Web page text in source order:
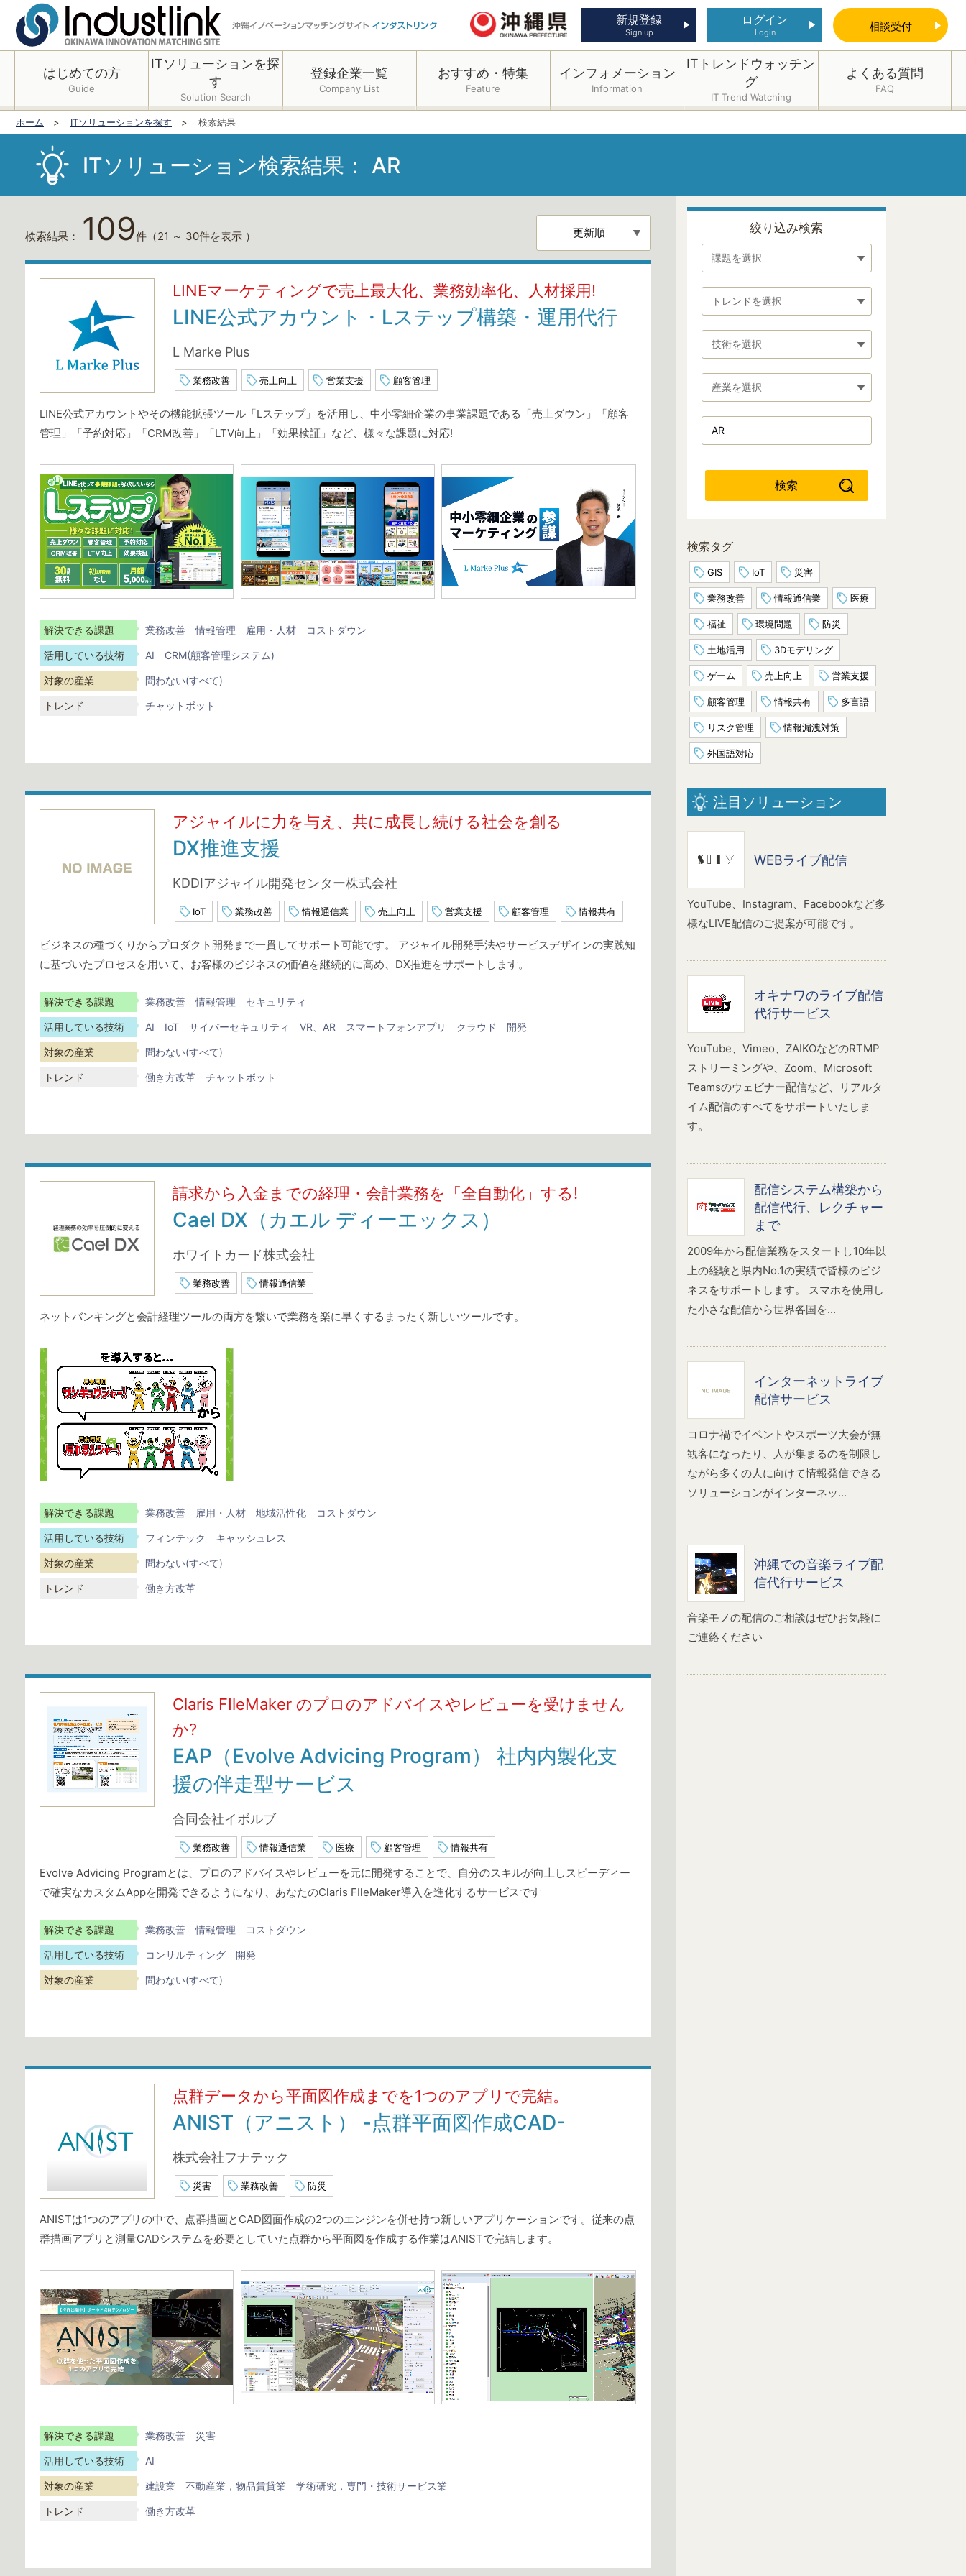
新規登録
Sign up
ログイン
Login 相談受付
はじめての方
Guide
ITソリューションを探
す
Solution Search
登録企業一覧
Company List
おすすめ・特集
Feature
インフォメーション
Information
ITトレンドウォッチン
グ
IT Trend Watching
よくある質問
FAQ
ホーム ITソリューションを探す 検索結果
ITソリューション検索結果： AR
検索結果： 109件 （21 ～ 30件を表示 ）
LINEマーケティングで売上最大化、業務効率化、人材採用!
LINE公式アカウント・Lステップ構築・運用代行
L Marke Plus
業務改善 売上向上 営業支援 顧客管理
LINE公式アカウントやその機能拡張ツール「Lステップ」を活用し、中小零細企業の事業課題である「売上ダウン」「顧客
管理」「予約対応」「CRM改善」「LTV向上」「効果検証」など、様々な課題に対応!
解決できる課題 業務改善 情報管理 雇用・人材 コストダウン
活用している技術 AI CRM(顧客管理システム)
対象の産業 問わない(すべて)
トレンド チャットボット
アジャイルに力を与え、共に成長し続ける社会を創る
DX推進支援
KDDIアジャイル開発センター株式会社
IoT 業務改善 情報通信業 売上向上 営業支援 顧客管理 情報共有
ビジネスの種づくりからプロダクト開発まで一貫してサポート可能です。 アジャイル開発手法やサービスデザインの実践知
に基づいたプロセスを用いて、お客様のビジネスの価値を継続的に高め、DX推進をサポートします。
解決できる課題 業務改善 情報管理 セキュリティ
活用している技術 AI IoT サイバーセキュリティ VR、AR スマートフォンアプリ クラウド 開発
対象の産業 問わない(すべて)
トレンド 働き方改革 チャットボット
請求から入金までの経理・会計業務を「全自動化」する!
Cael DX（カエル ディーエックス）
ホワイトカード株式会社
業務改善 情報通信業
ネットバンキングと会計経理ツールの両方を繋いで業務を楽に早くするまったく新しいツールです。
解決できる課題 業務改善 雇用・人材 地域活性化 コストダウン
活用している技術 フィンテック キャッシュレス
対象の産業 問わない(すべて)
トレンド 働き方改革
Claris FIleMaker のプロのアドバイスやレビューを受けません
か?
EAP（Evolve Advicing Program） 社内内製化支
援の伴走型サービス
合同会社イボルブ
業務改善 情報通信業 医療 顧客管理 情報共有
Evolve Advicing Programとは、プロのアドバイスやレビューを元に開発することで、自分のスキルが向上しスピーディー
で確実なカスタムAppを開発できるようになり、あなたのClaris FIleMaker導入を進化するサービスです
解決できる課題 業務改善 情報管理 コストダウン
活用している技術 コンサルティング 開発
対象の産業 問わない(すべて)
点群データから平面図作成までを1つのアプリで完結。
ANIST（アニスト） -点群平面図作成CAD-
株式会社フナテック
災害 業務改善 防災
ANISTは1つのアプリの中で、点群描画とCAD図面作成の2つのエンジンを併せ持つ新しいアプリケーションです。従来の点
群描画アプリと測量CADシステムを必要としていた点群から平面図を作成する作業はANISTで完結します。
解決できる課題 業務改善 災害
活用している技術 AI
対象の産業 建設業 不動産業，物品賃貸業 学術研究，専門・技術サービス業
トレンド 働き方改革
絞り込み検索
課題を選択
トレンドを選択
技術を選択
産業を選択
検索
検索タグ
GIS IoT 災害
業務改善 情報通信業 医療
福祉 環境問題 防災
土地活用 3Dモデリング
ゲーム 売上向上 営業支援
顧客管理 情報共有 多言語
リスク管理 情報漏洩対策
外国語対応
注目ソリューション
WEBライブ配信
YouTube、Instagram、Facebookなど多
様なLIVE配信のご提案が可能です。
オキナワのライブ配信
代行サービス
YouTube、Vimeo、ZAIKOなどのRTMP
ストリーミングや、Zoom、Microsoft
Teamsのウェビナー配信など、リアルタ
イム配信のすべてをサポートいたしま
す。
配信システム構築から
配信代行、レクチャー
まで
2009年から配信業務をスタートし10年以
上の経験と県内No.1の実績で皆様のビジ
ネスをサポートします。 スマホを使用し
た小さな配信から世界各国を...
インターネットライブ
配信サービス
コロナ禍でイベントやスポーツ大会が無
観客になったり、人が集まるのを制限し
ながら多くの人に向けて情報発信できる
ソリューションがインターネッ...
沖縄での音楽ライブ配
信代行サービス
音楽モノの配信のご相談はぜひお気軽に
ご連絡ください